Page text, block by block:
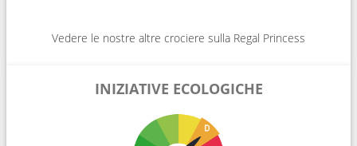
Vedere le nostre altre crociere sulla Regal Princess
INIZIATIVE ECOLOGICHE